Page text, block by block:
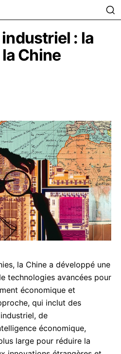
: la
Chine
la Chine a développé une
technologies avancées pour
économique et
qui inclut des
de
économique,
large pour réduire la